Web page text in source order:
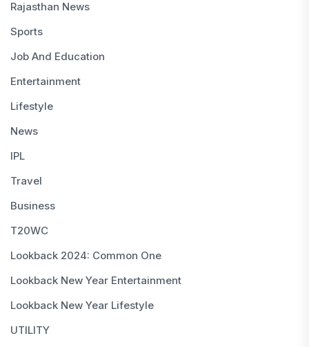
Rajasthan News
Sports
Job And Education
Entertainment
Lifestyle
News
IPL
Travel
Business
T20WC
Lookback 2024: Common One
Lookback New Year Entertainment
Lookback New Year Lifestyle
UTILITY